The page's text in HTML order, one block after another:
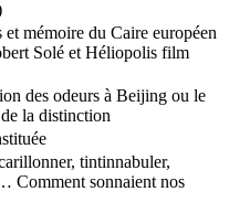
mémoire du Caire européen
Solé et Héliopolis film
des odeurs à Beijing ou le
la distinction
tintinnabuler,
Comment sonnaient nos